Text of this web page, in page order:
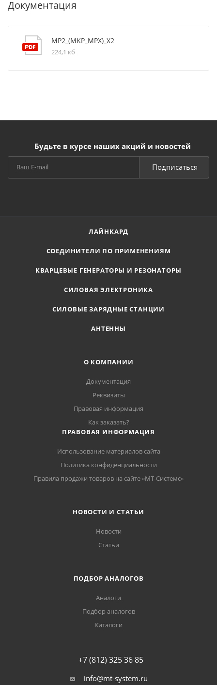
Документация
MP2_(MKP_MPX)_X2
224,1 кб
Будьте в курсе наших акций и новостей
Подписаться
ЛАЙНКАРД
СОЕДИНИТЕЛИ ПО ПРИМЕНЕНИЯМ
КВАРЦЕВЫЕ ГЕНЕРАТОРЫ И РЕЗОНАТОРЫ
СИЛОВАЯ ЭЛЕКТРОНИКА
СИЛОВЫЕ ЗАРЯДНЫЕ СТАНЦИИ
АНТЕННЫ
О КОМПАНИИ
Документация
Реквизиты
Правовая информация
Как заказать?
ПРАВОВАЯ ИНФОРМАЦИЯ
Использование материалов сайта
Политика конфиденциальности
Правила продажи товаров на сайте «МТ-Системс»
НОВОСТИ И СТАТЬИ
Новости
Статьи
ПОДБОР АНАЛОГОВ
Аналоги
Подбор аналогов
Каталоги
+7 (812) 325 36 85
info@mt-system.ru